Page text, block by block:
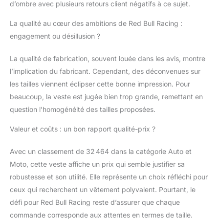
d’ombre avec plusieurs retours client négatifs à ce sujet.
La qualité au cœur des ambitions de Red Bull Racing :
engagement ou désillusion ?
La qualité de fabrication, souvent louée dans les avis, montre
l’implication du fabricant. Cependant, des déconvenues sur
les tailles viennent éclipser cette bonne impression. Pour
beaucoup, la veste est jugée bien trop grande, remettant en
question l’homogénéité des tailles proposées.
Valeur et coûts : un bon rapport qualité-prix ?
Avec un classement de 32 464 dans la catégorie Auto et
Moto, cette veste affiche un prix qui semble justifier sa
robustesse et son utilité. Elle représente un choix réfléchi pour
ceux qui recherchent un vêtement polyvalent. Pourtant, le
défi pour Red Bull Racing reste d’assurer que chaque
commande corresponde aux attentes en termes de taille.